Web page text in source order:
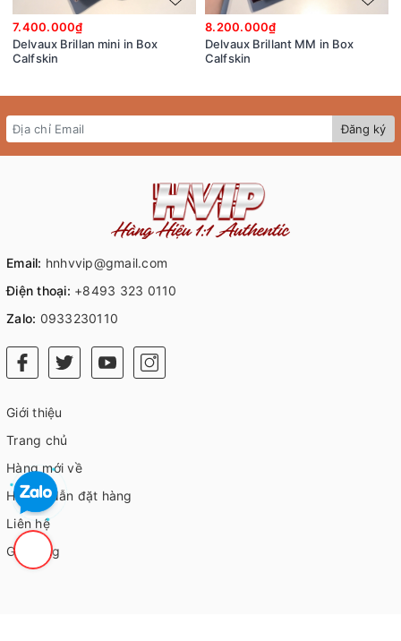
7.400.000₫
Delvaux Brillan mini in Box
Calfskin
8.200.000₫
Delvaux Brillant MM in Box
Calfskin
Đăng ký
Email: hnhvvip@gmail.com
Điện thoại: +8493 323 0110
Zalo: 0933230110
Giới thiệu
Trang chủ
Hàng mới về
Hướng dẫn đặt hàng
Liên hệ
Giỏ hàng